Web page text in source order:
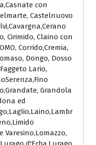
con
Castelnuovo
Cirimido, Claino con
Corrido,Cremia,
Dongo, Dosso
Lario,
Grandola
ed
Varesino,Lomazzo,